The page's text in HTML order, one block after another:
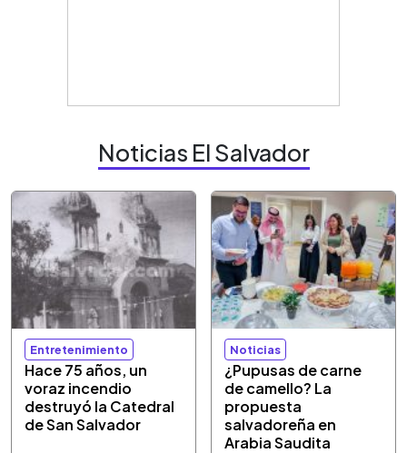
Noticias El Salvador
Entretenimiento
Hace 75 años, un
voraz incendio
destruyó la Catedral
de San Salvador
Noticias
¿Pupusas de carne
de camello? La
propuesta
salvadoreña en
Arabia Saudita